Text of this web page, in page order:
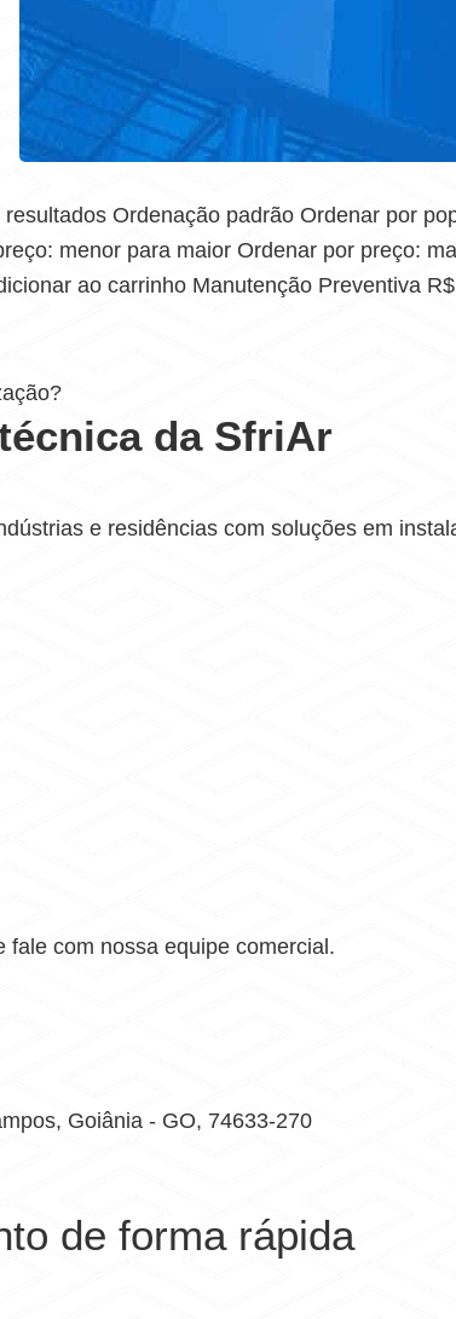
Ordenação padrão Ordenar por
menor para maior Ordenar por preço:
ao carrinho Manutenção Preventiva
da SfriAr
e residências com soluções em
fale com nossa equipe comercial.
Goiânia - GO, 74633-270
de forma rápida